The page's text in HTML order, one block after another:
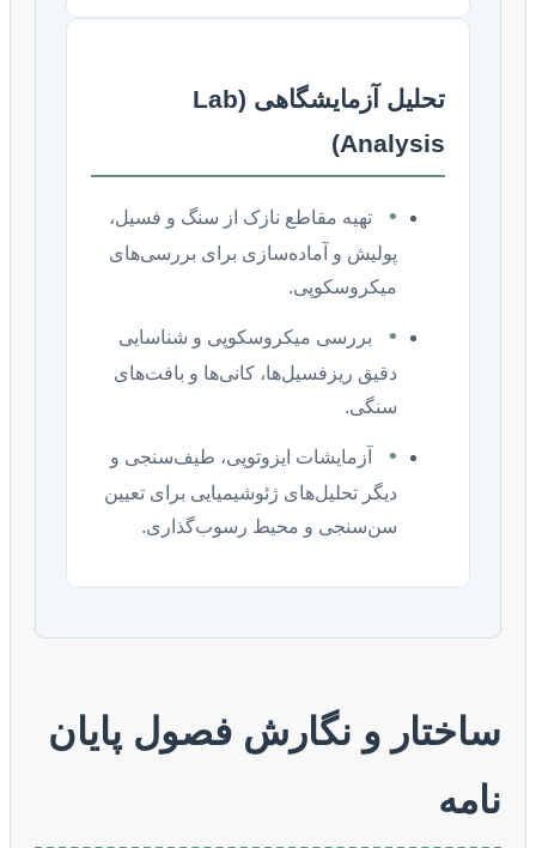
تحلیل آزمایشگاهی (Lab
Analysis)
•
تهیه مقاطع نازک از سنگ و فسیل،
پولیش و آماده‌سازی برای بررسی‌های
میکروسکوپی.
•
بررسی میکروسکوپی و شناسایی
دقیق ریزفسیل‌ها، کانی‌ها و بافت‌های
سنگی.
•
آزمایشات ایزوتوپی، طیف‌سنجی و
دیگر تحلیل‌های ژئوشیمیایی برای تعیین
سن‌سنجی و محیط رسوب‌گذاری.
ساختار و نگارش فصول پایان
نامه